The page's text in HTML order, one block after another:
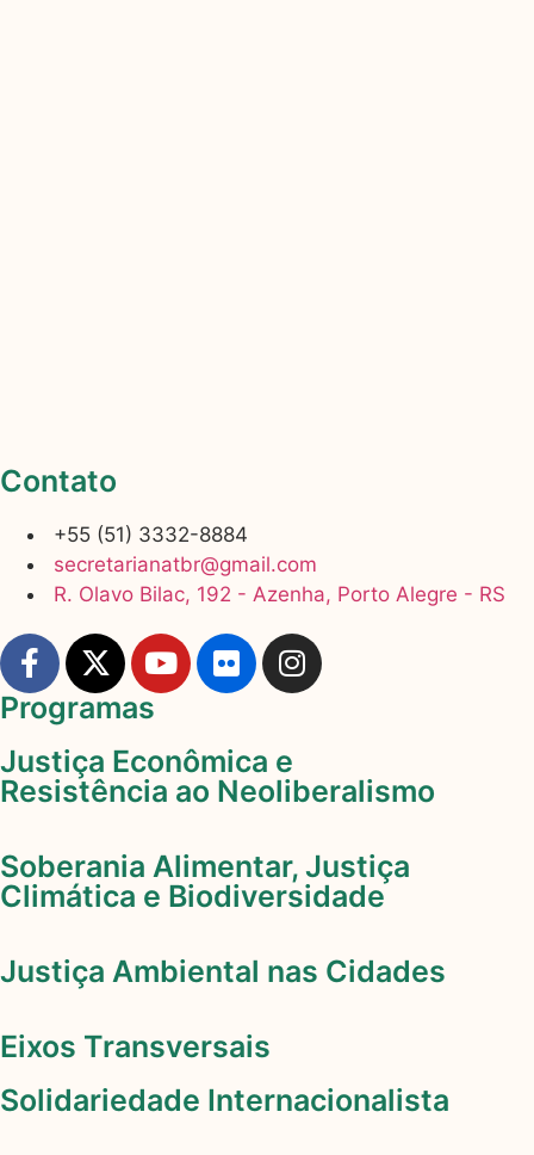
Contato
+55 (51) 3332-8884
secretarianatbr@gmail.com
R. Olavo Bilac, 192 - Azenha, Porto Alegre - RS
Programas
Justiça Econômica e
Resistência ao Neoliberalismo
Soberania Alimentar, Justiça
Climática e Biodiversidade
Justiça Ambiental nas Cidades
Eixos Transversais
Solidariedade Internacionalista